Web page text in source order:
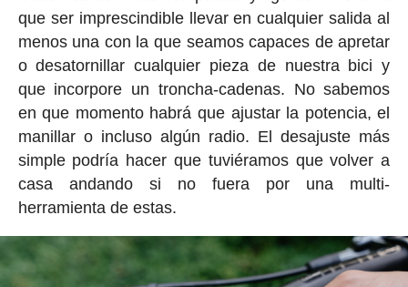
que ser imprescindible llevar en cualquier salida al
menos una con la que seamos capaces de apretar
o desatornillar cualquier pieza de nuestra bici y
que incorpore un troncha-cadenas. No sabemos
en que momento habrá que ajustar la potencia, el
manillar o incluso algún radio. El desajuste más
simple podría hacer que tuviéramos que volver a
casa andando si no fuera por una multi-
herramienta de estas.